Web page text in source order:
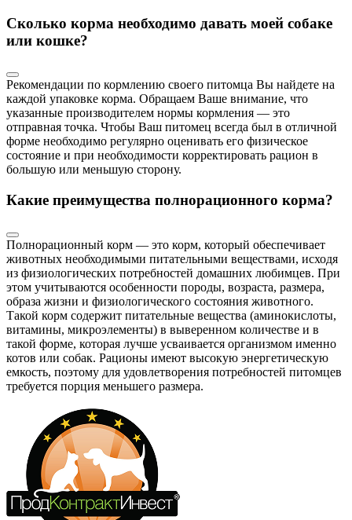
Сколько корма необходимо давать моей собаке
или кошке?
Рекомендации по кормлению своего питомца Вы найдете на
каждой упаковке корма. Обращаем Ваше внимание, что
указанные производителем нормы кормления — это
отправная точка. Чтобы Ваш питомец всегда был в отличной
форме необходимо регулярно оценивать его физическое
состояние и при необходимости корректировать рацион в
большую или меньшую сторону.
Какие преимущества полнорационного корма?
Полнорационный корм — это корм, который обеспечивает
животных необходимыми питательными веществами, исходя
из физиологических потребностей домашних любимцев. При
этом учитываются особенности породы, возраста, размера,
образа жизни и физиологического состояния животного.
Такой корм содержит питательные вещества (аминокислоты,
витамины, микроэлементы) в выверенном количестве и в
такой форме, которая лучше усваивается организмом именно
котов или собак. Рационы имеют высокую энергетическую
емкость, поэтому для удовлетворения потребностей питомцев
требуется порция меньшего размера.